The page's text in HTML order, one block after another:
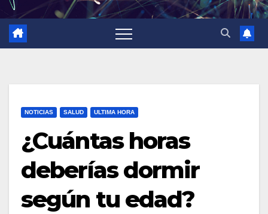
NOTICIAS SALUD ULTIMA HORA
¿Cuántas horas
deberías dormir
según tu edad?